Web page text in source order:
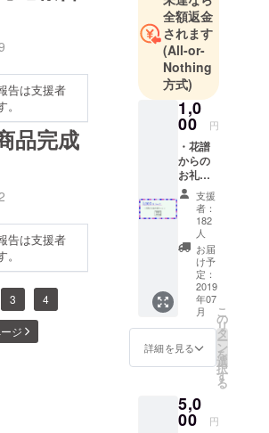
の「観
に聴いて
そして、
生放送で
度限りの再
ことになり
送を見逃
沢山のお
は実施予定
ですがク
放送という
ジナル編集
再放送を
告は支援者
品完成
告は支援者
3 4
ジ
界を拠点と
しながら現
実世界への
活動を 本格
開始。彼女
の歌声と
SNSにアッ
プされるリ
アルとバー
チャルが融
合した映像
や写真が話
題を呼び、
フォロワー
が急増。現
在YouTube
チャンネル
登録者数は
50万人を超
全額返金
されます
(All-or-
Nothing
方式)
1,0
00 円
・花譜
からの
お礼文
章（テ
キス
ト）
支援
者：
182
人
お届
け予
定：
2019
年07
月
詳細を見る
こ
の
リ
タ
ー
ン
を
選
択
す
る
5,0
00 円